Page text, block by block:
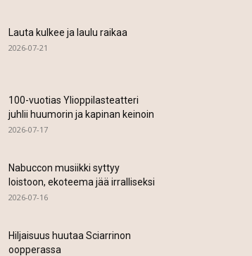
Lauta kulkee ja laulu raikaa
2026-07-21
100-vuotias Ylioppilasteatteri
juhlii huumorin ja kapinan keinoin
2026-07-17
Nabuccon musiikki syttyy
loistoon, ekoteema jää irralliseksi
2026-07-16
Hiljaisuus huutaa Sciarrinon
oopperassa